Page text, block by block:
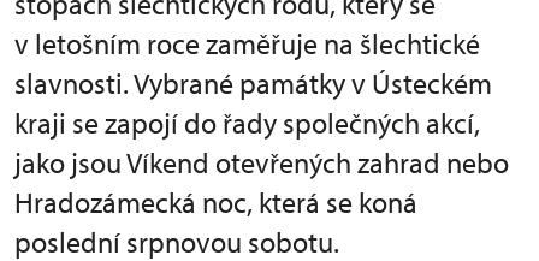
v letošním roce zaměřuje na šlechtické
slavnosti. Vybrané památky v Ústeckém
kraji se zapojí do řady společných akcí,
jako jsou Víkend otevřených zahrad nebo
Hradozámecká noc, která se koná
poslední srpnovou sobotu.